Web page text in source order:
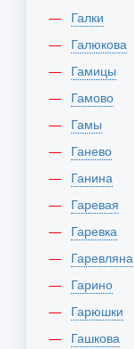
Галки
Галюкова
Гамицы
Гамово
Гамы
Ганево
Ганина
Гаревая
Гаревка
Гаревляна
Гарино
Гарюшки
Гашкова